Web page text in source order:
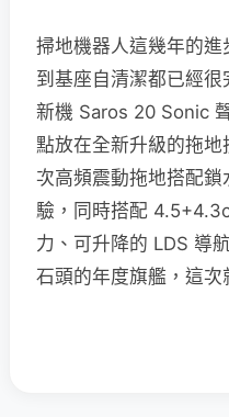
掃地機器人這幾年的
到基座自清潔都已經
新機 Saros 20 Sonic
點放在全新升級的拖
次高頻震動拖地搭配
驗，同時搭配
力、可升降的 LDS 導
石頭的年度旗艦，這次